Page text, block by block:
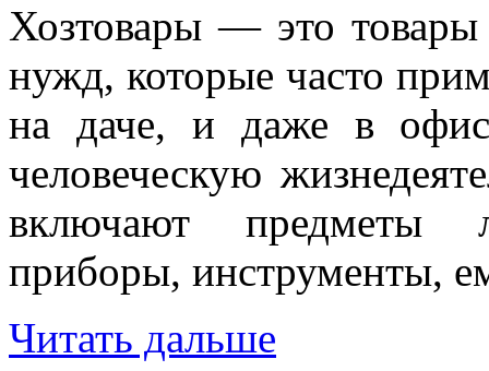
Хозтовары — это
нужд, которые часто
на даче, и даже в
человеческую
включают предметы
приборы, инструменты,
Читать дальше